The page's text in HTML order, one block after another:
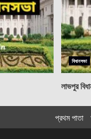
বিধানসভা
লাভপুর
প্রথম পাতা